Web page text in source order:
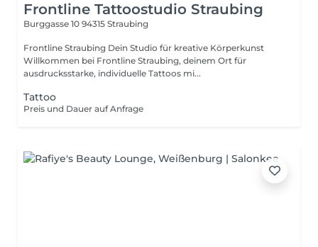
Frontline Tattoostudio Straubing
Burggasse 10 94315 Straubing
Frontline Straubing Dein Studio für kreative Körperkunst
Willkommen bei Frontline Straubing, deinem Ort für
ausdrucksstarke, individuelle Tattoos mi...
Tattoo
Preis und Dauer auf Anfrage